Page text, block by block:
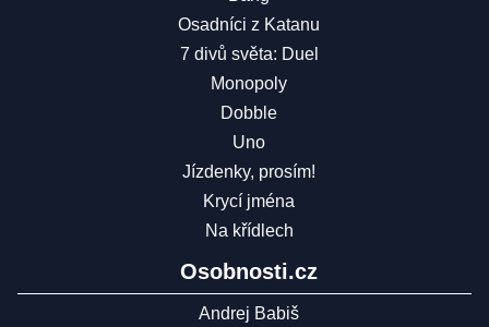
Osadníci z Katanu
7 divů světa: Duel
Monopoly
Dobble
Uno
Jízdenky, prosím!
Krycí jména
Na křídlech
Osobnosti.cz
Andrej Babiš